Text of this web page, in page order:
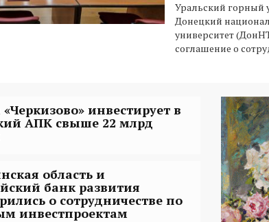
Уральский горный
Донецкий
университет
соглашение о
инвестирует в
АПК свыше 22 млрд
область и
банк развития
о сотрудничестве по
инвестпроектам